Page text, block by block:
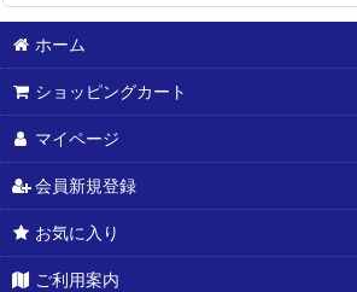
ホーム
ショッピングカート
マイページ
会員新規登録
お気に入り
ご利用案内